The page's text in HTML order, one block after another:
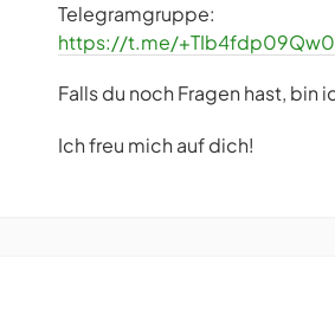
Telegramgruppe:
https://t.me/
Falls du noch Fragen hast, bin
Ich freu mich auf dich!